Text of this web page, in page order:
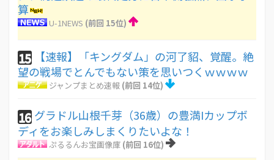
算
U-1NEWS (前回 15位)
15
【速報】「キングダム」の河了貂、覚醒。絶
望の戦場でとんでもない策を思いつくｗｗｗｗ
ジャンプまとめ速報 (前回 14位)
16 グラドル山根千芽（36歳）の豊満Iカップボ
ディをお楽しみしまくりたいよな！
ぷるるんお宝画像庫 (前回 16位)